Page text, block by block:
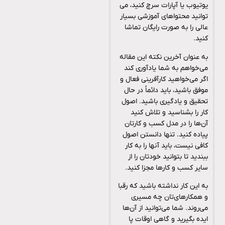
یوتیوب یا آپارات سرچ کنید، می
توانید محتواهای آموزشی بسیار
عالی را به صورت رایگان تماشا
کنید.
به عنوان آخرین نکته این مقاله
می‌خواهم به شما یادآوری کند
اگر می‌خواهید کارآفرینی فعال و
موفق باشید، باید دائماً در حال
تحقیق و یادگیری باشید. اصول
کار را بشناسید و تلاش کنید
آن‌ها را در مدل کسب و کارتان
پیاده کنید. تنها دانستن اصول
کافی نیست، باید آنها را به کار
ببندید تا بتوانید خودتان را از
سایر کسب و کارها مجزا کنید.
به این کار نداشته باشید که رقبا
و همکارهای‌تان چه مسیری
می‌روند. شما می‌توانید از آن‌ها
ایده بگیرید و گاهی اوقات پا